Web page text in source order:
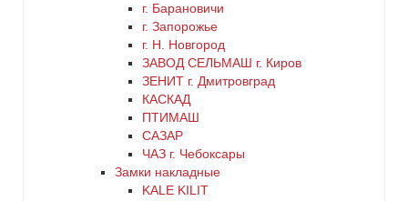
г. Барановичи
г. Запорожье
г. Н. Новгород
ЗАВОД СЕЛЬМАШ г. Киров
ЗЕНИТ г. Дмитровград
КАСКАД
ПТИМАШ
САЗАР
ЧАЗ г. Чебоксары
Замки накладные
KALE KILIT